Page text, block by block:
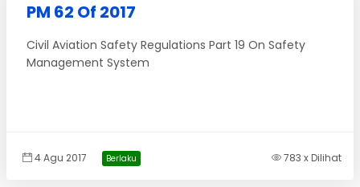
PM 62 Of 2017
Civil Aviation Safety Regulations Part 19 On Safety
Management System
4 Agu 2017 Berlaku 783 x Dilihat